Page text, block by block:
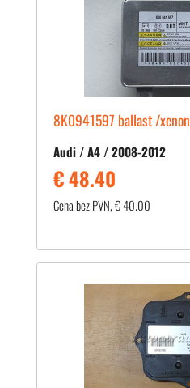
8K0941597 ballast /
Audi / A4 / 2008-2012
€ 48.40
Cena bez PVN, € 40.00